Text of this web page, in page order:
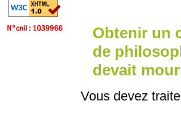
Obtenir un
de
devait
Vous devez